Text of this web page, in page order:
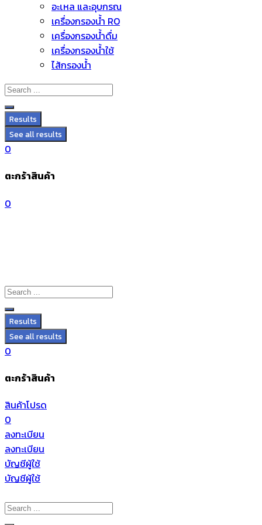
อะไหล่ และอุปกรณ์
เครื่องกรองน้ำ RO
เครื่องกรองน้ำดื่ม
เครื่องกรองน้ำใช้
ไส้กรองน้ำ
Results
See all results
0
ตะกร้าสินค้า
0
Results
See all results
0
ตะกร้าสินค้า
สินค้าโปรด
0
ลงทะเบียน
ลงทะเบียน
บัญชีผู้ใช้
บัญชีผู้ใช้